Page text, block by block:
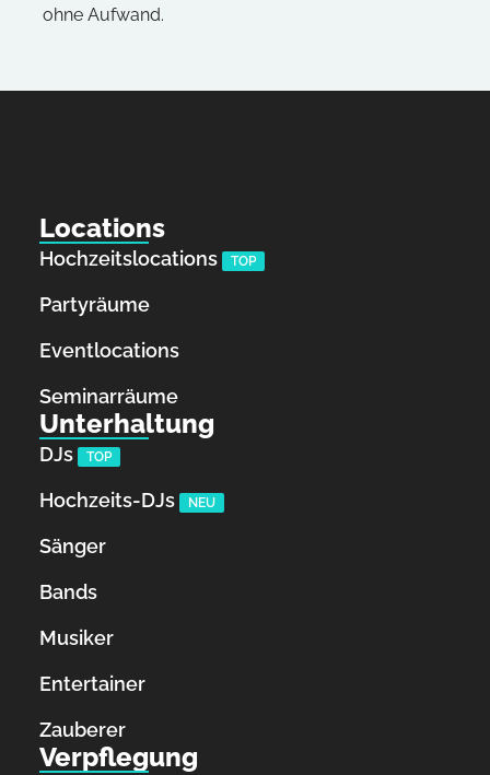
ohne Aufwand.
Locations
Hochzeitslocations TOP
Partyräume
Eventlocations
Seminarräume
Unterhaltung
DJs TOP
Hochzeits-DJs NEU
Sänger
Bands
Musiker
Entertainer
Zauberer
Verpflegung